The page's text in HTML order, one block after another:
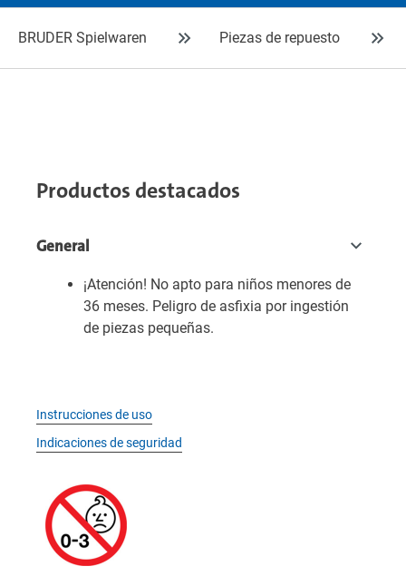
BRUDER Spielwaren Piezas de repuesto
Productos destacados
General
¡Atención! No apto para niños menores de
36 meses. Peligro de asfixia por ingestión
de piezas pequeñas.
Instrucciones de uso
Indicaciones de seguridad